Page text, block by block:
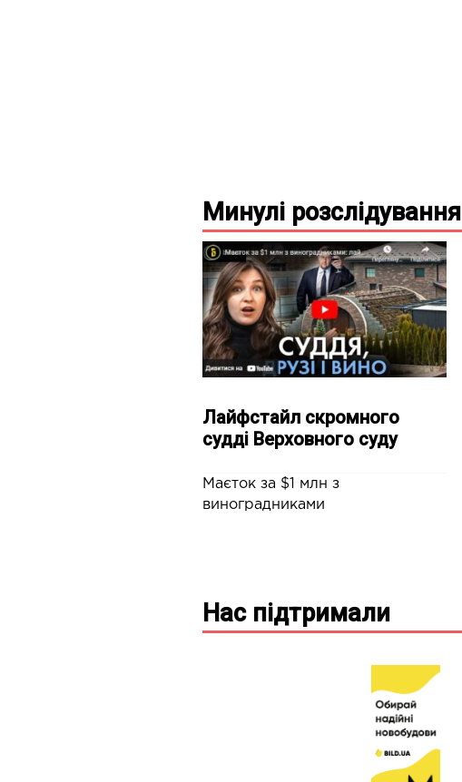
Минулі розслідування
Лайфстайл скромного
судді Верховного суду
Маєток за $1 млн з
виноградниками
Нас підтримали